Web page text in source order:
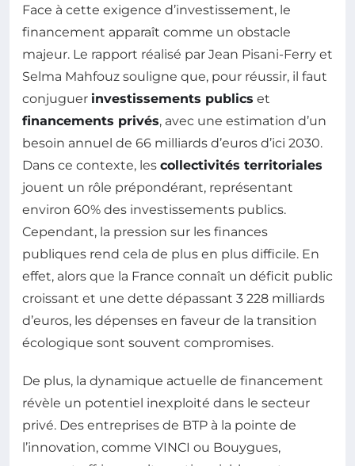
Face à cette exigence d’investissement, le
financement apparaît comme un obstacle
majeur. Le rapport réalisé par Jean Pisani-Ferry et
Selma Mahfouz souligne que, pour réussir, il faut
conjuguer investissements publics et
financements privés, avec une estimation d’un
besoin annuel de 66 milliards d’euros d’ici 2030.
Dans ce contexte, les collectivités territoriales
jouent un rôle prépondérant, représentant
environ 60% des investissements publics.
Cependant, la pression sur les finances
publiques rend cela de plus en plus difficile. En
effet, alors que la France connaît un déficit public
croissant et une dette dépassant 3 228 milliards
d’euros, les dépenses en faveur de la transition
écologique sont souvent compromises.
De plus, la dynamique actuelle de financement
révèle un potentiel inexploité dans le secteur
privé. Des entreprises de BTP à la pointe de
l’innovation, comme VINCI ou Bouygues,